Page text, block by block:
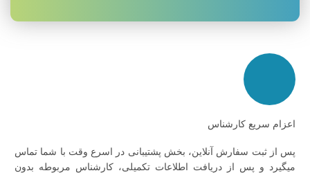
اعزام سریع کارشناس
پس از ثبت سفارش آنلاین، بخش پشتیبانی در اسرع وقت با شما تماس
میگیرد و پس از دریافت اطلاعات تکمیلی، کارشناس مربوطه بدون